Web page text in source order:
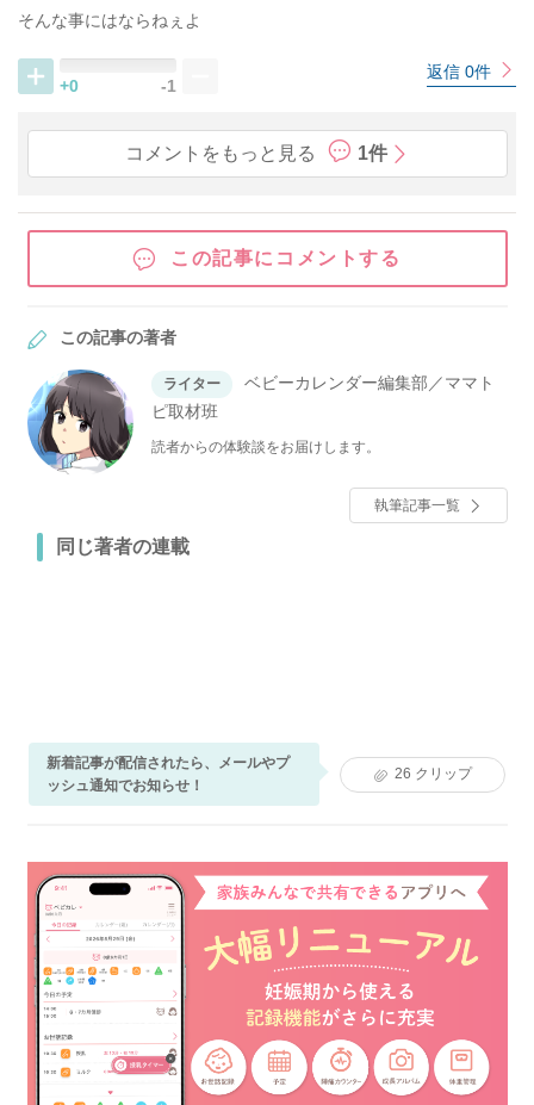
そんな事にはならねぇよ
+0 -1
返信 0件
コメントをもっと見る 1件
この記事にコメントする
この記事の著者
ライター
ベビーカレンダー編集部／ママト
ピ取材班
読者からの体験談をお届けします。
執筆記事一覧
同じ著者の連載
新着記事が配信されたら、メールやプ
ッシュ通知でお知らせ！
26 クリップ